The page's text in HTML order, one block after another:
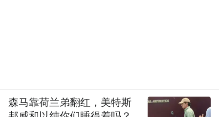
森马靠荷兰弟翻红，美特斯